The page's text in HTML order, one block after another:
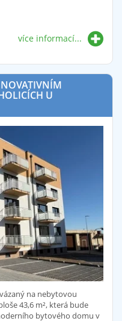
více informací...
U
na nebytovou
43,6 m², která bude
bytového domu v